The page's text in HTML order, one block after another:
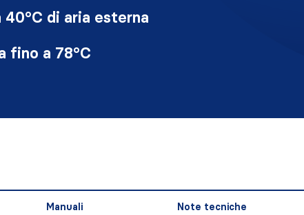
di aria esterna
fino a 78°C
Manuali Note tecniche